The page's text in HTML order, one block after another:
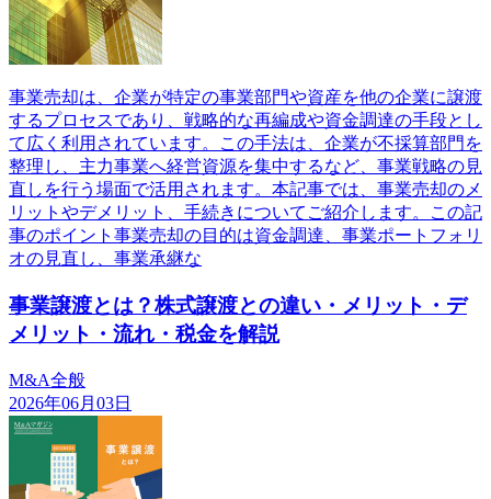
事業売却は、企業が特定の事業部門や資産を他の企業に譲渡
するプロセスであり、戦略的な再編成や資金調達の手段とし
て広く利用されています。この手法は、企業が不採算部門を
整理し、主力事業へ経営資源を集中するなど、事業戦略の見
直しを行う場面で活用されます。本記事では、事業売却のメ
リットやデメリット、手続きについてご紹介します。この記
事のポイント事業売却の目的は資金調達、事業ポートフォリ
オの見直し、事業承継な
事業譲渡とは？株式譲渡との違い・メリット・デ
メリット・流れ・税金を解説
M&A全般
2026年06月03日